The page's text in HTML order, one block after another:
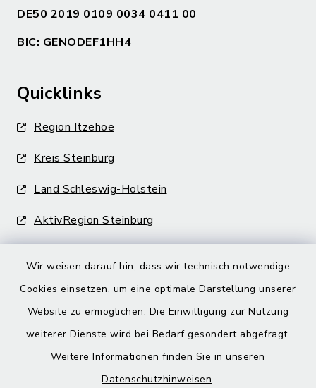
Wir weisen darauf hin, dass wir technisch notwendige
Cookies einsetzen, um eine optimale Darstellung unserer
Website zu ermöglichen. Die Einwilligung zur Nutzung
weiterer Dienste wird bei Bedarf gesondert abgefragt.
Weitere Informationen finden Sie in unseren
Datenschutzhinweisen.
DE50 2019 0109 0034 0411 00
BIC: GENODEF1HH4
Quicklinks
Region Itzehoe
Kreis Steinburg
Land Schleswig-Holstein
AktivRegion Steinburg
Barrierefreiheit